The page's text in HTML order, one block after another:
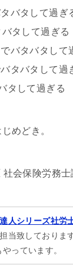
バタして過ぎ
タして過ぎる
バタバタして
タバタして過
タして過ぎる
めどき。
会保険労務士
人シリーズ社労
当致しておりま
やっています。